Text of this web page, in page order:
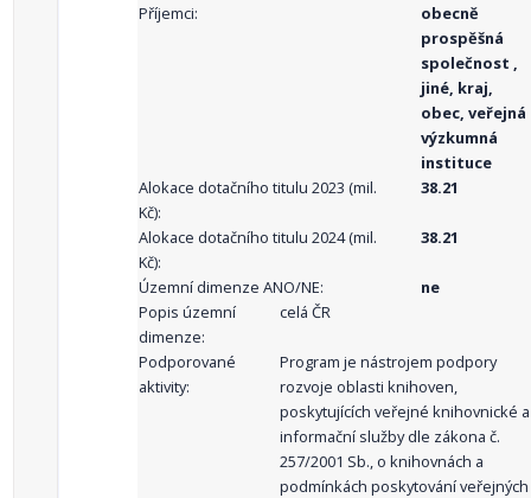
Příjemci:
obecně
prospěšná
společnost ,
jiné, kraj,
obec, veřejná
výzkumná
instituce
Alokace dotačního titulu 2023 (mil.
Kč):
38.21
Alokace dotačního titulu 2024 (mil.
Kč):
38.21
Územní dimenze ANO/NE:
ne
Popis územní
dimenze:
celá ČR
Podporované
aktivity:
Program je nástrojem podpory
rozvoje oblasti knihoven,
poskytujících veřejné knihovnické a
informační služby dle zákona č.
257/2001 Sb., o knihovnách a
podmínkách poskytování veřejných